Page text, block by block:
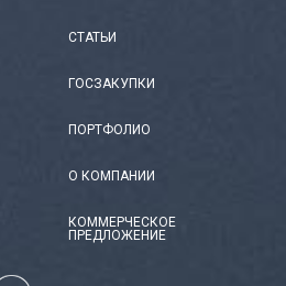
СТАТЬИ
ГОСЗАКУПКИ
ПОРТФОЛИО
О КОМПАНИИ
КОММЕРЧЕСКОЕ
ПРЕДЛОЖЕНИЕ